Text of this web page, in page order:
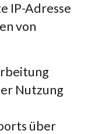
IP-Adresse
von
Nutzung
über